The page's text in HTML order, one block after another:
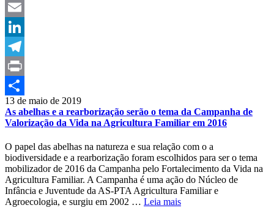
Pinterest
Email
LinkedIn
Telegram
Print
Compartilhar
13 de maio de 2019
As abelhas e a rearborização serão o tema da Campanha de
Valorização da Vida na Agricultura Familiar em 2016
O papel das abelhas na natureza e sua relação com o a
biodiversidade e a rearborização foram escolhidos para ser o tema
mobilizador de 2016 da Campanha pelo Fortalecimento da Vida na
Agricultura Familiar. A Campanha é uma ação do Núcleo de
Infância e Juventude da AS-PTA Agricultura Familiar e
Agroecologia, e surgiu em 2002 … Leia mais